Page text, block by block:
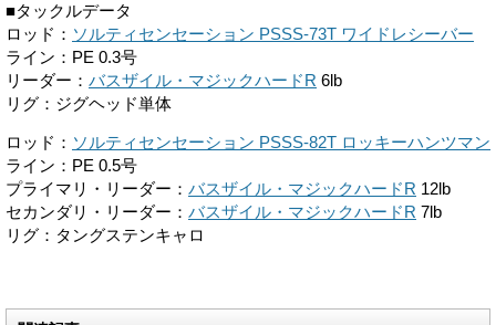
■タックルデータ
ロッド： ソルティセンセーション PSSS-73T ワイドレシーバー
ライン：PE 0.3号
リーダー： バスザイル・マジックハードR 6lb
リグ：ジグヘッド単体
ロッド： ソルティセンセーション PSSS-82T ロッキーハンツマン
ライン：PE 0.5号
プライマリ・リーダー： バスザイル・マジックハードR 12lb
セカンダリ・リーダー： バスザイル・マジックハードR 7lb
リグ：タングステンキャロ